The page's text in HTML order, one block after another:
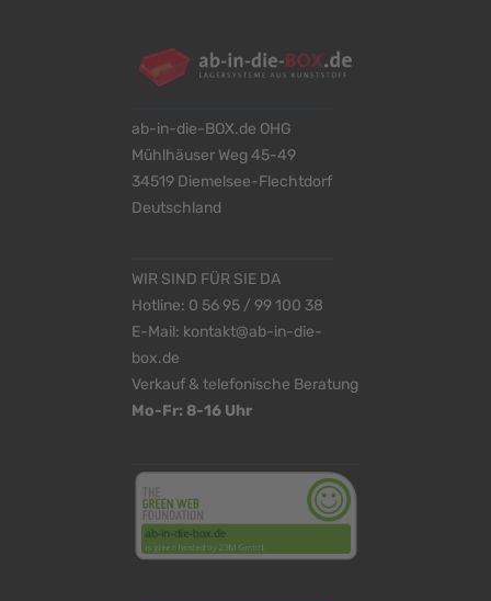
ab-in-die-BOX.de OHG
Mühlhäuser Weg 45-49
34519 Diemelsee-Flechtdorf
Deutschland
WIR SIND FÜR SIE DA
Hotline: 0 56 95 / 99 100 38
E-Mail: kontakt@ab-in-die-
box.de
Verkauf & telefonische Beratung
Mo-Fr: 8-16 Uhr